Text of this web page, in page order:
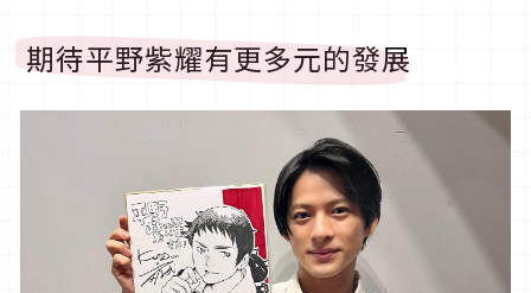
期待平野紫耀有更多元的發展